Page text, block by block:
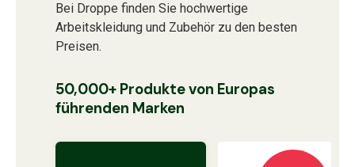
Bei Droppe finden Sie hochwertige
Arbeitskleidung und Zubehör zu den besten
Preisen.
50,000+ Produkte von Europas
führenden Marken